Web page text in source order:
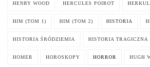
HENRY WOOD HERCULES POIROT
HIM (TOM 1) HIM (TOM 2) HISTORIA
HISTORIA ŚRÓDZIEMIA HISTORIA TRAGICZNA
HOMER HOROSKOPY HORROR HUGH